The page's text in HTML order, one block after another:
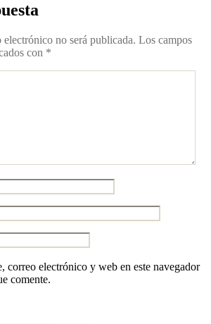
no será publicada. Los campos
con *
correo electrónico y web en este navegador
comente.